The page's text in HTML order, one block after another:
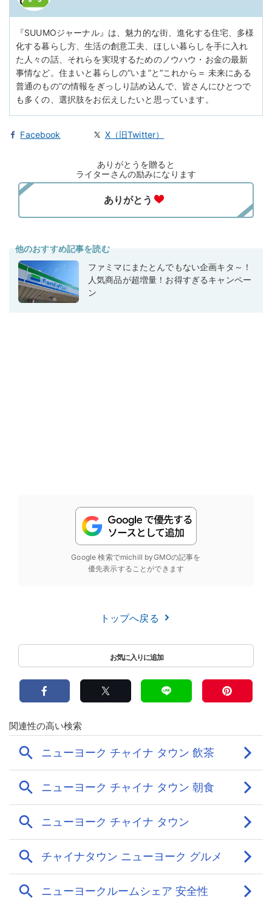
『SUUMOジャーナル』は、魅力的な街、進化する住宅、多様
化する暮らし方、生活の創意工夫、ほしい暮らしを手に入れ
た人々の話、それらを実現するためのノウハウ・お金の最新
事情など。住まいと暮らしの“いま”と“これから＝ 未来にある
普通のもの”の情報をぎっしり詰め込んで、皆さんにひとつで
も多くの、選択肢をお伝えしたいと思っています。
Facebook X（旧Twitter）
ありがとうを贈ると
ライターさんの励みになります
他のおすすめ記事を読む
ファミマにまたとんでもない企画キタ～！
人気商品が超増量！お得すぎるキャンペー
ン
Google 検索でmichill byGMOの記事を
優先表示することができます
トップへ戻る